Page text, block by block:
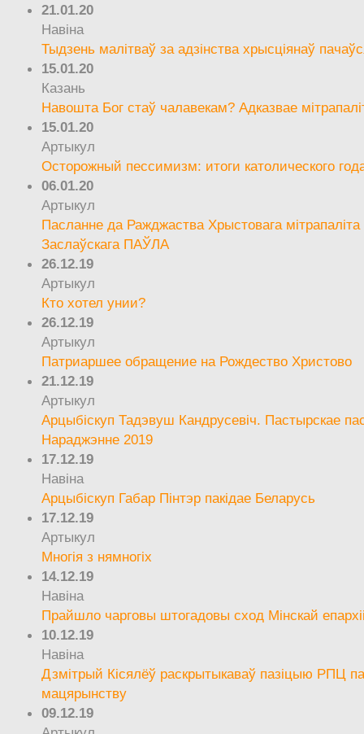
21.01.20
Навіна
Тыдзень малітваў за адзінства хрысціянаў
15.01.20
Казань
Навошта Бог стаў чалавекам? Адказвае
15.01.20
Артыкул
Осторожный пессимизм: итоги католического
06.01.20
Артыкул
Пасланне да Ражджаства Хрыстовага мітрапаліта
Заслаўскага ПАЎЛА
26.12.19
Артыкул
Кто хотел унии?
26.12.19
Артыкул
Патриаршее обращение на Рождество Христово
21.12.19
Артыкул
Арцыбіскуп Тадэвуш Кандрусевіч. Пастырскае
Нараджэнне 2019
17.12.19
Навіна
Арцыбіскуп Габар Пінтэр пакідае Беларусь
17.12.19
Артыкул
Многія з нямногіх
14.12.19
Навіна
Прайшло чарговы штогадовы сход Мінскай
10.12.19
Навіна
Дзмітрый Кісялёў раскрытыкаваў пазіцыю РПЦ
мацярынству
09.12.19